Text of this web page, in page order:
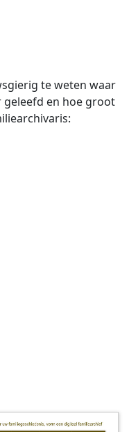
te weten waar
geleefd en hoe groot